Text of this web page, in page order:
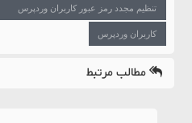
تنظیم مجدد رمز عبور کاربران وردپرس
کاربران وردپرس
مطالب مرتبط